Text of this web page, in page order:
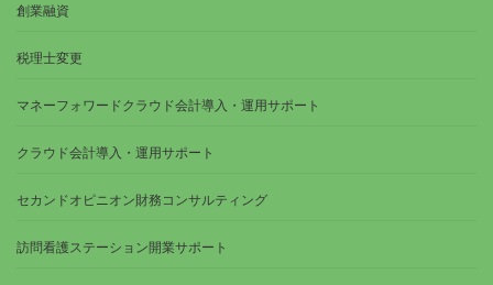
創業融資
税理士変更
マネーフォワードクラウド会計導入・運用サポート
クラウド会計導入・運用サポート
セカンドオピニオン財務コンサルティング
訪問看護ステーション開業サポート